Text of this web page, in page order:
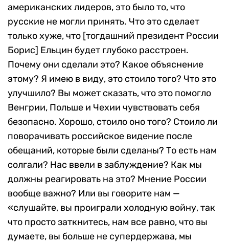
американских лидеров, это было то, что
русские не могли принять. Что это сделает
только хуже, что [тогдашний президент России
Борис] Ельцин будет глубоко расстроен.
Почему они сделали это? Какое объяснение
этому? Я имею в виду, это стоило того? Что это
улучшило? Вы может сказать, что это помогло
Венгрии, Польше и Чехии чувствовать себя
безопасно. Хорошо, стоило оно того? Стоило ли
поворачивать российское видение после
обещаний, которые были сделаны? То есть нам
солгали? Нас ввели в заблуждение? Как мы
должны реагировать на это? Мнение России
вообще важно? Или вы говорите нам —
«слушайте, вы проиграли холодную войну, так
что просто заткнитесь, нам все равно, что вы
думаете, вы больше не супердержава, мы